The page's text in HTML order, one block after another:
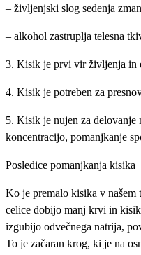
– življenjski slog sedenja
– alkohol zastruplja telesna
3. Kisik je prvi vir življenja in
4. Kisik je potreben za
5. Kisik je nujen za delovanje
koncentracijo, pomanjkanje
Posledice pomanjkanja kisika
Ko je premalo kisika v našem
celice dobijo manj krvi in
izgubijo odvečnega natrija,
To je začaran krog, ki je na